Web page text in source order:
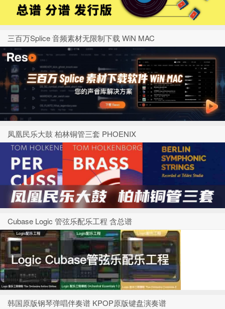
三百万Splice 音频素材无限制下载 WiN MAC
凤凰民乐大鼓 柏林铜管三套 PHOENIX
Cubase Logic 管弦乐配乐工程 含总谱
韩国原版钢琴弹唱伴奏谱 KPOP原版键盘演奏谱